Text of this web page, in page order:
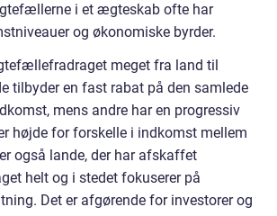
i et ægteskab ofte har
og økonomiske byrder.
meget fra land til
tilbyder en fast rabat på den samlede
mens andre har en progressiv
højde for forskelle i indkomst mellem
også lande, der har afskaffet
helt og i stedet fokuserer på
Det er afgørende for investorer og